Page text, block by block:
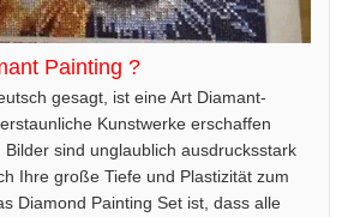
Painting ?
gesagt, ist eine Art Diamant-
Kunstwerke erschaffen
sind unglaublich ausdrucksstark
Ihre große Tiefe und Plastizität zum
Diamond Painting Set ist, dass alle